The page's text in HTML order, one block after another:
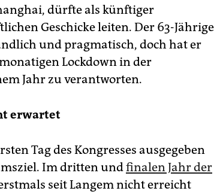
dürfte als künftiger
Geschicke leiten. Der 63-Jährige
und pragmatisch, doch hat er
Lockdown in der
Jahr zu verantworten.
erwartet
Tag des Kongresses ausgegeben
Im dritten undfinalen Jahr der
seit Langem nicht erreicht